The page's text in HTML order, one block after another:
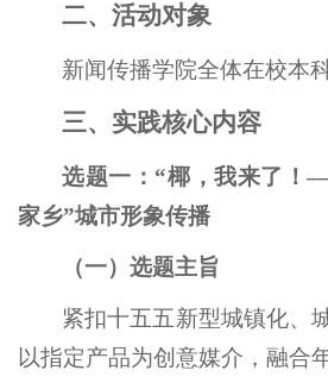
二、活动对象
新闻传播学院全体在校本
三、实践核心内容
选题一：“椰，我来了！
家乡”城市形象传播
（一）选题主旨
紧扣十五五新型城镇化、
以指定产品为创意媒介，融合